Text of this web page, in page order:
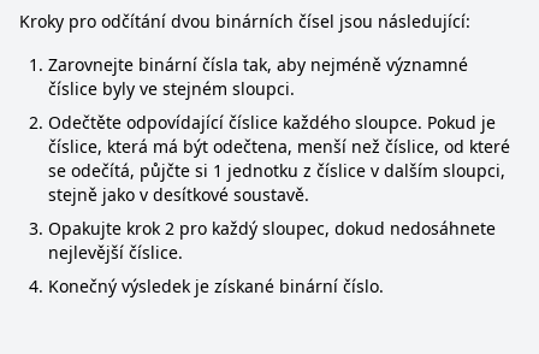
Kroky pro odčítání dvou binárních čísel jsou následující:
Zarovnejte binární čísla tak, aby nejméně významné
číslice byly ve stejném sloupci.
Odečtěte odpovídající číslice každého sloupce. Pokud je
číslice, která má být odečtena, menší než číslice, od které
se odečítá, půjčte si 1 jednotku z číslice v dalším sloupci,
stejně jako v desítkové soustavě.
Opakujte krok 2 pro každý sloupec, dokud nedosáhnete
nejlevější číslice.
Konečný výsledek je získané binární číslo.